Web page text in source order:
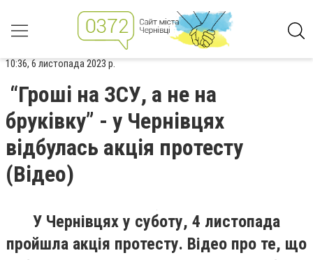
10:36, 6 листопада 2023 р.
“Гроші на ЗСУ, а не на
бруківку” - у Чернівцях
відбулась акція протесту
(Відео)
У Чернівцях у суботу, 4 листопада
пройшла акція протесту. Відео про те, що